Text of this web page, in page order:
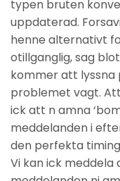
typen bruten
uppdaterad.
henne alternativt
otillganglig, sag
kommer att
problemet vagt.
ick att n amna
meddelanden i
den perfekta
Vi kan ick